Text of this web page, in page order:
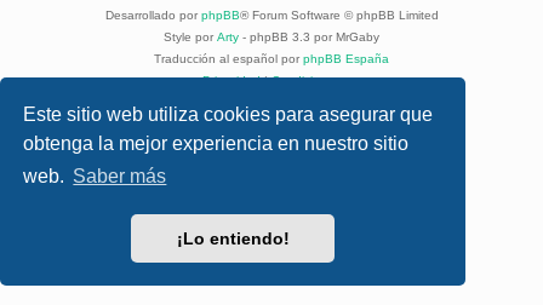
Este sitio web utiliza cookies para asegurar que
obtenga la mejor experiencia en nuestro sitio
web. Saber más
¡Lo entiendo!
Desarrollado por phpBB® Forum Software © phpBB Limited
Style por Arty - phpBB 3.3 por MrGaby
Traducción al español por phpBB España
Privacidad|Condiciones